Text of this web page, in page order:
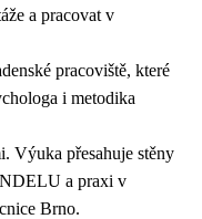
a pracovat v
pracoviště, které
i metodika
Výuka přesahuje stěny
a praxi v
Brno.